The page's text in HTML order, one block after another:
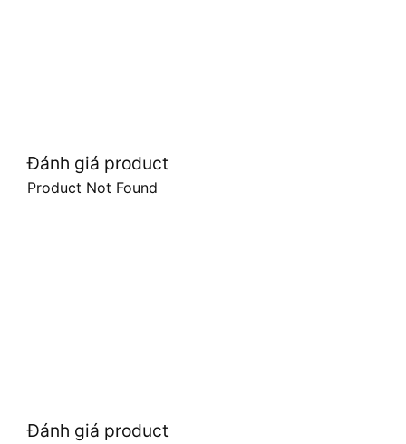
Đánh giá product
Product Not Found
Đánh giá product